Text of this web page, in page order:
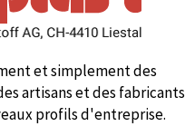
et simplement des
artisans et des fabricants
profils d'entreprise.